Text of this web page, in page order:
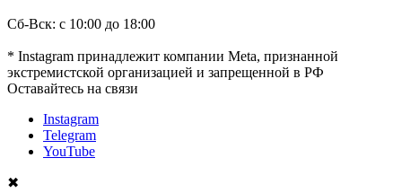
Сб-Вск: с 10:00 до 18:00
* Instagram принадлежит компании Meta, признанной
экстремистской организацией и запрещенной в РФ
Оставайтесь на связи
Instagram
Telegram
YouTube
✖